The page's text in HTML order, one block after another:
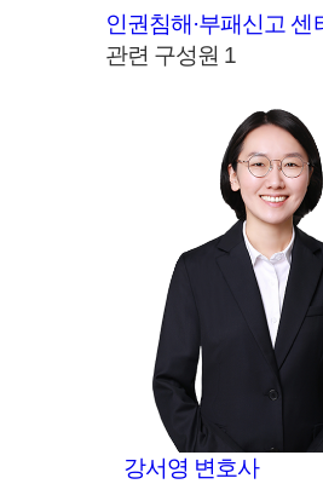
인권침해·부패신고 센
관련 구성원 1
강서영 변호사